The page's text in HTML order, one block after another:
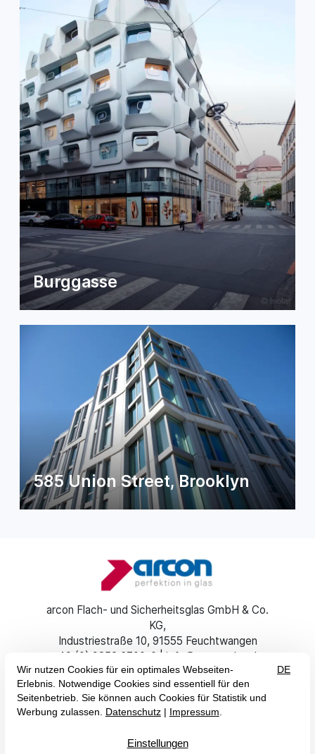
Burggasse
585 Union Street, Brooklyn
arcon Flach- und Sicherheitsglas GmbH & Co.
KG
Industriestraße 10 91555 Feuchtwangen
+49 (0) 9852 6700-0
info@arcon-glas.de
DE EN
ImpressumAGBDatenschutzErklärung zur Barrierefreiheit